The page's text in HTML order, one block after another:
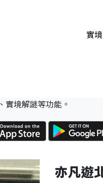
實
實境解謎等功能。
亦凡遊